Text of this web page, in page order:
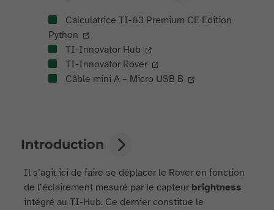
Calculatrice TI-83 Premium CE Edition
Python
TI-Innovator Hub
TI-Innovator Rover
Câble mini A – Micro USB B
Introduction
Il s’agit ici de faire se déplacer le Rover en fonction
de l’éclairement mesuré par le capteur brightness
intégré au TI-Hub. Ce dernier constitue le